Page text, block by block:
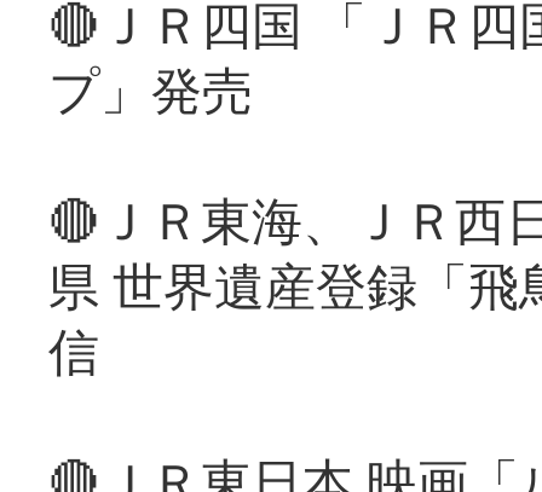
🔴ＪＲ四国 「ＪＲ
プ」発売
🔴ＪＲ東海、ＪＲ西
県 世界遺産登録「
信